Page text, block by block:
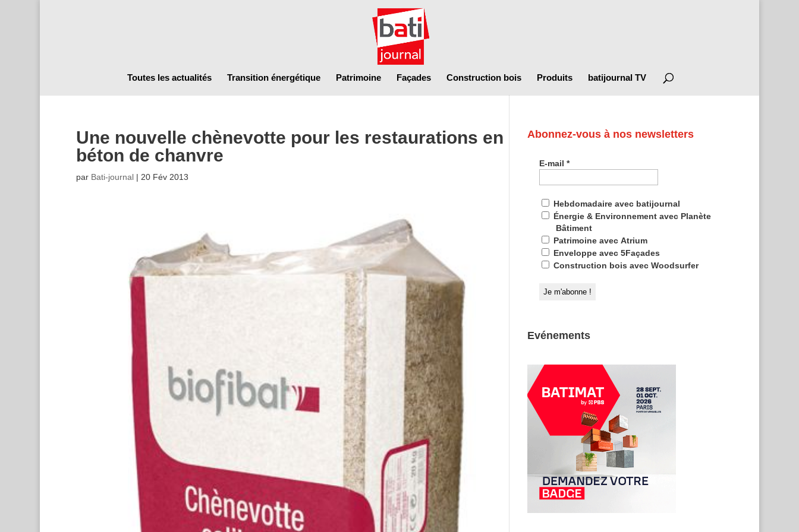
Toutes les actualités Transition énergétique Patrimoine Façades Construction bois Produits batijournal TV
Une nouvelle chènevotte pour les restaurations en
béton de chanvre
par Bati-journal| 20 Fév 2013
Abonnez-vous à nos newsletters
E-mail*
Hebdomadaire avec batijournal
Énergie & Environnement avec Planète
Bâtiment
Patrimoine avec Atrium
Enveloppe avec 5Façades
Construction bois avec Woodsurfer
Evénements